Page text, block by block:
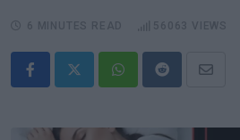
WhatsappRedditShare
Email